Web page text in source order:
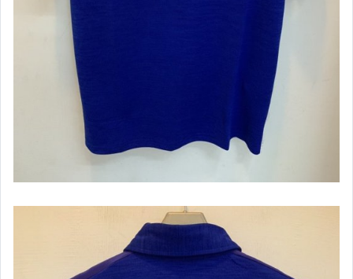
【Mizuno】男短袖上衣
【Mizuno】男長袖上衣
【Mizuno】男背心
【Mizuno】男短褲
【Mizuno】男長褲
【Mizuno】男款外套&套裝
【Mizuno】男慢跑&路跑鞋款
【Mizuno】女慢跑&路跑鞋款